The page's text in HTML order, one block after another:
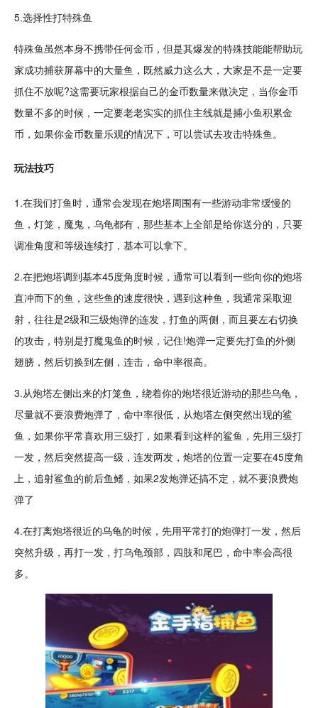
5.选择性打特殊鱼
特殊鱼虽然本身不携带任何金币，但是其爆发的特殊技能能帮助玩
家成功捕获屏幕中的大量鱼，既然威力这么大，大家是不是一定要
抓住不放呢?这需要玩家根据自己的金币数量来做决定，当你金币
数量不多的时候，一定要老老实实的抓住主线就是捕小鱼积累金
币，如果你金币数量乐观的情况下，可以尝试去攻击特殊鱼。
玩法技巧
1.在我们打鱼时，通常会发现在炮塔周围有一些游动非常缓慢的
鱼，灯笼，魔鬼 ，乌龟都有，那些基本上全部是给你送分的，只要
调准角度和等级连续打，基本可以拿下。
2.在把炮塔调到基本45度角度时候，通常可以看到一些向你的炮塔
直冲而下的鱼，这些鱼的速度很快，遇到这种鱼，我通常采取迎
射，往往是2级和三级炮弹的连发，打鱼的两侧，而且要左右切换
的攻击，特别是打魔鬼鱼的时候，记住!炮弹一定要先打鱼的外侧
翅膀，然后切换到左侧， 连击 ，命中率很高。
3.从炮塔左侧出来的灯笼鱼，绕着你的炮塔很近游动的那些乌龟，
尽量就不要浪费炮弹了，命中率很低，从炮塔左侧突然出现的鲨
鱼 ，如果你平常喜欢用三级打，如果看到这样的鲨鱼，先用三级打
一发，然后突然提高一级，连发两发，炮塔的位置一定要在45度角
上，追射鲨鱼的前后鱼鳍，如果2发炮弹还搞不定，就不要浪费炮
弹了
4.在打离炮塔很近的乌龟的时候，先用平常打的炮弹打一发，然后
突然升级 ，再打一发，打乌龟颈部，四肢和尾巴，命中率会高很
多。